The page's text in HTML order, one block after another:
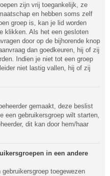
zijn vrij toegankelijk, ze
en hebben soms zelf
groep is, kan je lid worden
klikken. Als het een gesloten
door op de bijhorende knop
dan goedkeuren, hij of zij
Indien je niet tot een groep
niet lastig vallen, hij of zij
gemaakt, deze beslist
een gebruikersgroep wilt starten,
dit kan door hem/haar
in een andere
toegewezen